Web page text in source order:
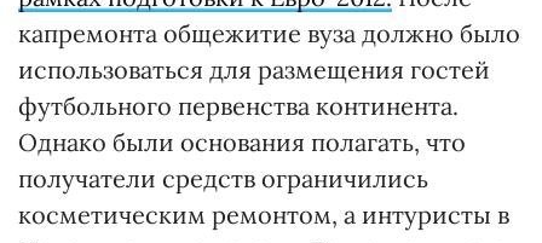
капремонта общежитие вуза должно было
использоваться для размещения гостей
футбольного первенства континента.
Однако были основания полагать, что
получатели средств ограничились
косметическим ремонтом, а интуристы в